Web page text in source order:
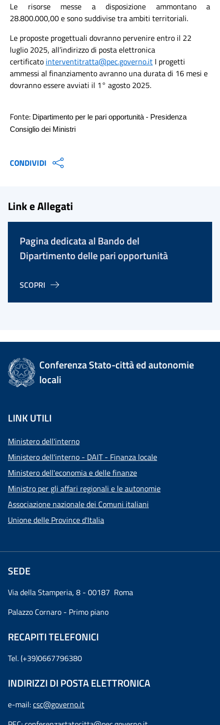
Le risorse messe a disposizione ammontano a
28.800.000,00 e sono suddivise tra ambiti territoriali.
Le proposte progettuali dovranno pervenire entro il 22
luglio 2025, all’indirizzo di posta elettronica
certificato interventitratta@pec.governo.it I progetti
ammessi al finanziamento avranno una durata di 16 mesi e
dovranno essere avviati il 1° agosto 2025.
Fonte: Dipartimento per le pari opportunità - Presidenza
Consiglio dei Ministri
CONDIVIDI
Link e Allegati
Pagina dedicata al Bando del
Dipartimento delle pari opportunità
SCOPRI
Conferenza Stato-città ed autonomie
locali
LINK UTILI
Ministero dell'interno
Ministero dell'interno - DAIT - Finanza locale
Ministero dell'economia e delle finanze
Ministro per gli affari regionali e le autonomie
Associazione nazionale dei Comuni italiani
Unione delle Province d'Italia
SEDE
Via della Stamperia, 8 - 00187 Roma
Palazzo Cornaro - Primo piano
RECAPITI TELEFONICI
Tel. (+39)0667796380
INDIRIZZI DI POSTA ELETTRONICA
e-mail:csc@governo.it